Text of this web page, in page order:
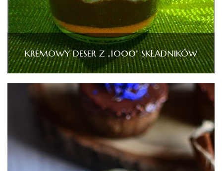
KREMOWY DESER Z „1000” SKŁADNIKÓW